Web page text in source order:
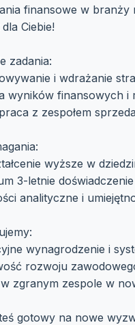
finansowe w branży
Ciebie!
zadania:
i wdrażanie
wyników finansowych i
z zespołem
wyższe w
3-letnie
analityczne i
wynagrodzenie i
rozwoju
zgranym zespole w
gotowy na nowe